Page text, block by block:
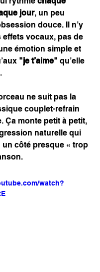
jour, un peu
douce. Il n’y
effets vocaux, pas de
émotion simple et
"je t’aime" qu’elle
ne suit pas la
couplet-refrain
Ça monte petit à petit,
naturelle qui
côté presque « trop
watch?